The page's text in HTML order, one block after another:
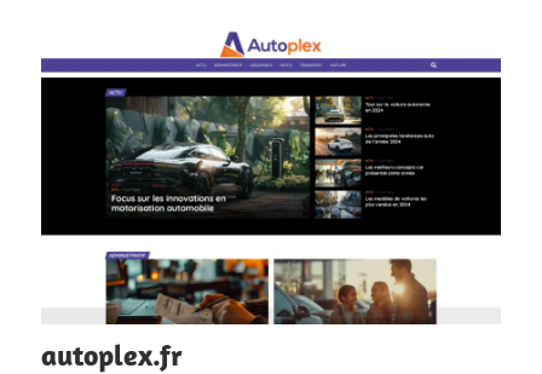
autoplex.fr